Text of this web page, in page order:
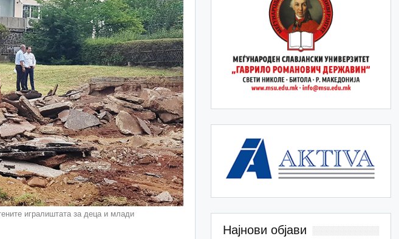
игралиштата за деца и млади
Најнови објави